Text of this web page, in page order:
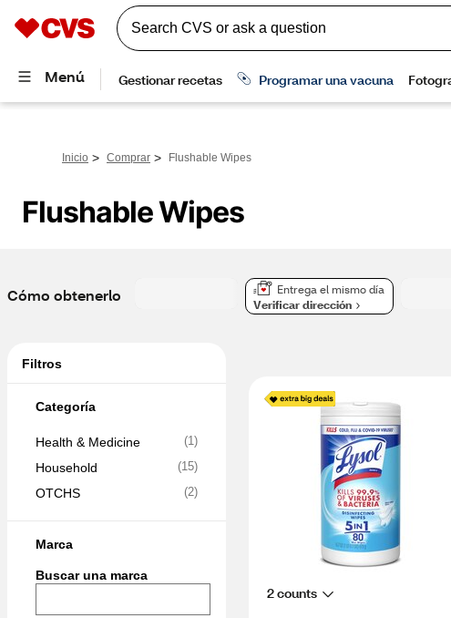
Inicio > Comprar > Flushable Wipes
Flushable Wipes
Cómo obtenerlo
Entrega el mismo día
Verificar dirección
Filtros
Categoría
Health & Medicine (1)
Household (15)
OTCHS (2)
Marca
Buscar una marca
2 counts